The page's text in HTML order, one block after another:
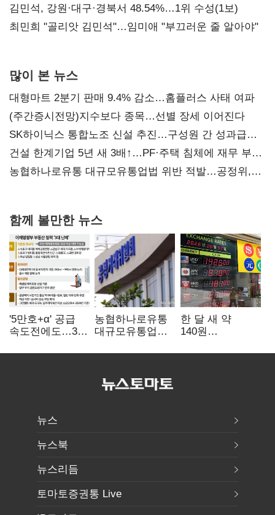
(2보)
김민석, 강원·대구·경북서 48.54%…1위 수성(1보)
최민희 "골리앗 김민석"…임미애 "부끄러운 줄 알아야"
많이 본 뉴스
대형마트 2분기 판매 9.4% 감소…홈플러스 사태 여파
(주간증시전망)지수보다 종목…선별 장세 이어진다
SK하이닉스 통합노조 신설 추진…구성원 간 성과급
불만 확산
건설 한계기업 5년 새 3배↑…PF·주택 침체에 재무 부담
확대
농협하나로유통 대규모유통업법 위반 적발…공정위,
함께 볼만한 뉴스
'5만호+α' 공급
속도전에도…3대
농협하나로유통
대규모유통업법
공정위, 과징금
부과
한 달 새 약
140원
엔저'에 원화
뉴스
뉴스북
뉴스리듬
토마토증권통 Live